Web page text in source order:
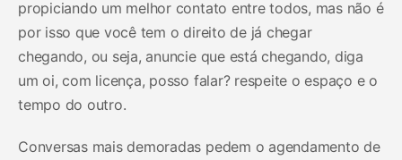
propiciando um melhor contato entre todos, mas não é
por isso que você tem o direito de já chegar
chegando, ou seja, anuncie que está chegando, diga
um oi, com licença, posso falar? respeite o espaço e o
tempo do outro.
Conversas mais demoradas pedem o agendamento de